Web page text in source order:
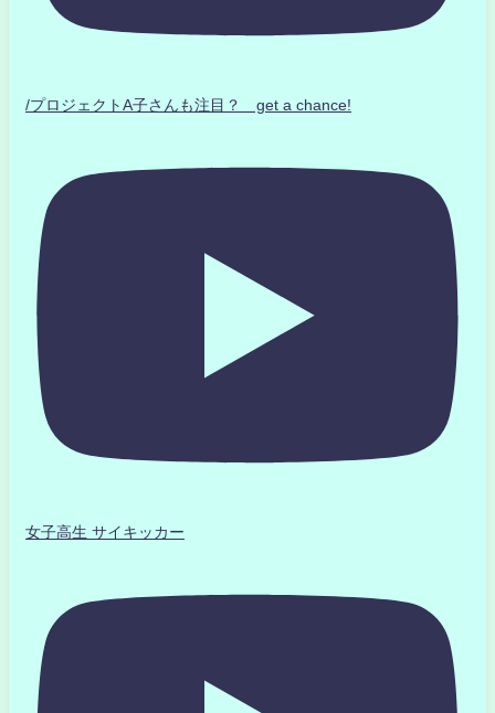
/プロジェクトA子さんも注目？ get a chance!
女子高生 サイキッカー